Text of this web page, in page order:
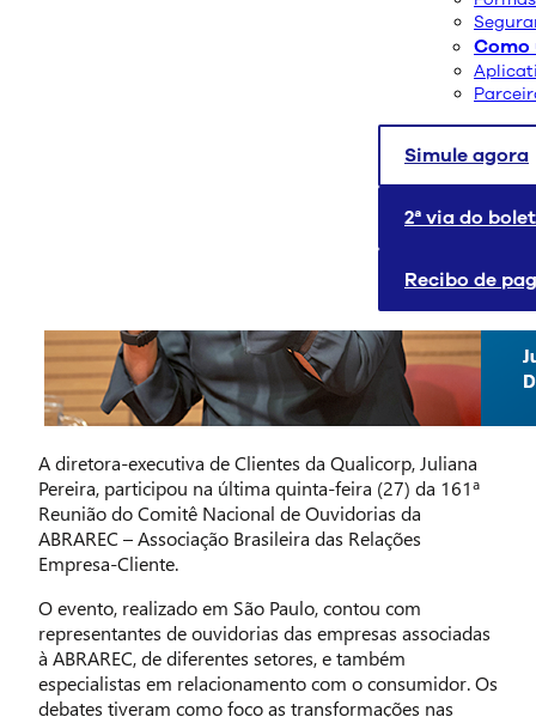
Simule agora
2ª via do
Recibo de
A diretora-executiva de Clientes da Qualicorp, Juliana
Pereira, participou na última quinta-feira (27) da 161ª
Reunião do Comitê Nacional de Ouvidorias da
ABRAREC – Associação Brasileira das Relações
Empresa-Cliente.
O evento, realizado em São Paulo, contou com
representantes de ouvidorias das empresas associadas
à ABRAREC, de diferentes setores, e também
especialistas em relacionamento com o consumidor. Os
debates tiveram como foco as transformações nas